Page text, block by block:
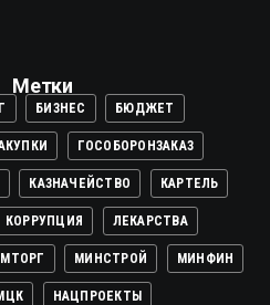
Метки
БИЗНЕС БЮДЖЕТ
ГОСОБОРОНЗАКАЗ
КАЗНАЧЕЙСТВО КАРТЕЛЬ
КОРРУПЦИЯ ЛЕКАРСТВА
МИНСТРОЙ МИНФИН
НАЦПРОЕКТЫ